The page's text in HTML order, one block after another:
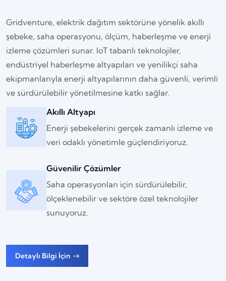
Gridventure, elektrik dağıtım sektörüne yönelik akıllı
şebeke, saha operasyonu, ölçüm, haberleşme ve enerji
izleme çözümleri sunar. IoT tabanlı teknolojiler,
endüstriyel haberleşme altyapıları ve yenilikçi saha
ekipmanlarıyla enerji altyapılarının daha güvenli, verimli
ve sürdürülebilir yönetilmesine katkı sağlar.
Akıllı Altyapı
Enerji şebekelerini gerçek zamanlı izleme ve
veri odaklı yönetimle güçlendiriyoruz.
Güvenilir Çözümler
Saha operasyonları için sürdürülebilir,
ölçeklenebilir ve sektöre özel teknolojiler
sunuyoruz.
Detaylı Bilgi İçin